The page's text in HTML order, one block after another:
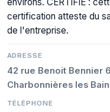
certification atteste du
de l'entreprise.
ADRESSE
42 rue Benoit Bennier
Charbonnières les
TÉLÉPHONE